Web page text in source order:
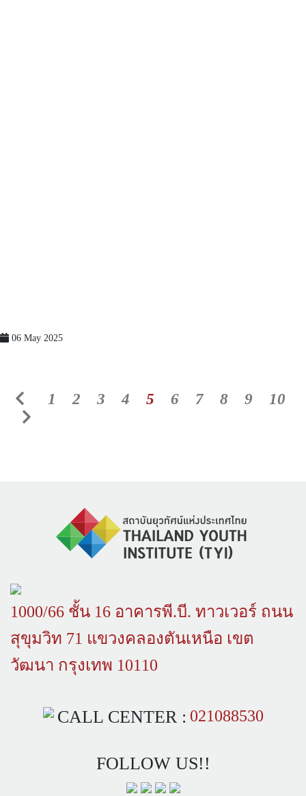
06 May 2025
1 2 3 4 5 6 7 8 9 10
1000/66 ชั้น 16 อาคารพี.บี. ทาวเวอร์ ถนน
สุขุมวิท 71 แขวงคลองตันเหนือ เขต
วัฒนา กรุงเทพ 10110
CALL CENTER : 021088530
FOLLOW US!!